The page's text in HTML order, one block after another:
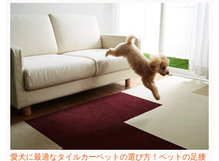
愛犬に最適なタイルカーペットの選び方！ペットの足腰